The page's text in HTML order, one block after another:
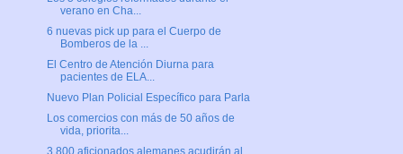
verano en Cha...
6 nuevas pick up para el Cuerpo de
Bomberos de la ...
El Centro de Atención Diurna para
pacientes de ELA...
Nuevo Plan Policial Específico para Parla
Los comercios con más de 50 años de
vida, priorita...